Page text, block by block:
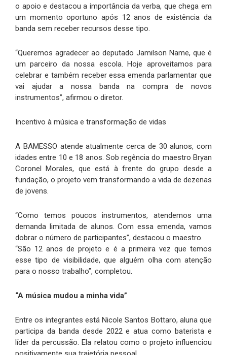
o apoio e destacou a importância da verba, que chega em
um momento oportuno após 12 anos de existência da
banda sem receber recursos desse tipo.
“Queremos agradecer ao deputado Jamilson Name, que é
um parceiro da nossa escola. Hoje aproveitamos para
celebrar e também receber essa emenda parlamentar que
vai ajudar a nossa banda na compra de novos
instrumentos”, afirmou o diretor.
Incentivo à música e transformação de vidas
A BAMESSO atende atualmente cerca de 30 alunos, com
idades entre 10 e 18 anos. Sob regência do maestro Bryan
Coronel Morales, que está à frente do grupo desde a
fundação, o projeto vem transformando a vida de dezenas
de jovens.
“Como temos poucos instrumentos, atendemos uma
demanda limitada de alunos. Com essa emenda, vamos
dobrar o número de participantes”, destacou o maestro.
“São 12 anos de projeto e é a primeira vez que temos
esse tipo de visibilidade, que alguém olha com atenção
para o nosso trabalho”, completou.
“A música mudou a minha vida”
Entre os integrantes está Nicole Santos Bottaro, aluna que
participa da banda desde 2022 e atua como baterista e
líder da percussão. Ela relatou como o projeto influenciou